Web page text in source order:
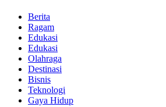
Berita
Ragam
Edukasi
Edukasi
Olahraga
Destinasi
Bisnis
Teknologi
Gaya Hidup